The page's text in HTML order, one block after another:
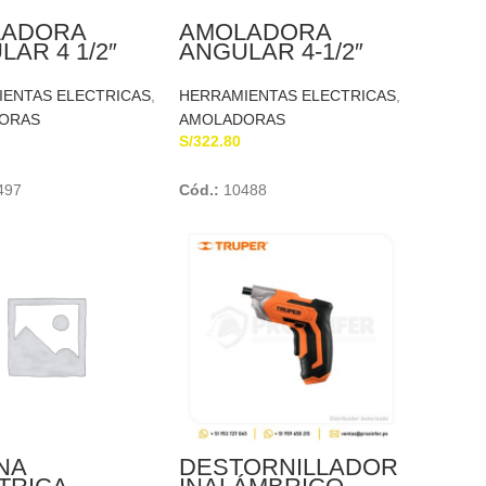
4 1/2″
ELECTRICAS,
AMOLADORA
ANGULAR 4-1/2″
BOSCH
HERRAMIENTAS ELECTRICAS
AMOLADORAS
S/322.80
Cód.: 10488
DESTORNILLADOR